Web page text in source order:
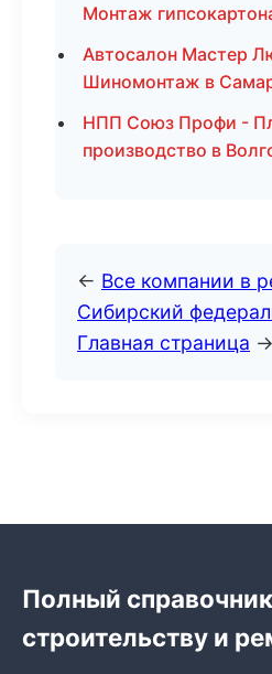
Монтаж
Автосалон Мастер
Шиномонтаж в
НПП Союз Профи -
производство в
← Все компании в
Сибирский
Главная страница →
Полный
строительству и